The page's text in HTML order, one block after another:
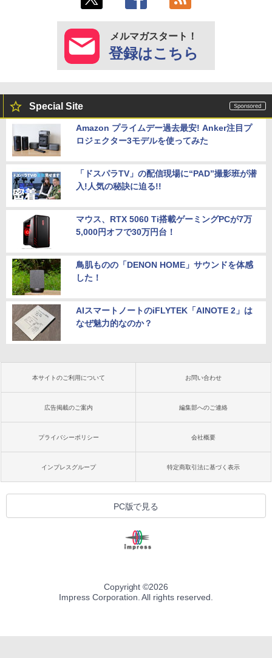
メルマガスタート！
登録はこちら
Special Site
Amazon プライムデー過去最安! Anker注目プ
ロジェクター3モデルを使ってみた
「ドスパラTV」の配信現場に“PAD”撮影班が潜
入!人気の秘訣に迫る!!
マウス、RTX 5060 Ti搭載ゲーミングPCが7万
5,000円オフで30万円台！
鳥肌ものの「DENON HOME」サウンドを体感
した！
AIスマートノートのiFLYTEK「AINOTE 2」は
なぜ魅力的なのか？
本サイトのご利用について お問い合わせ
広告掲載のご案内 編集部へのご連絡
プライバシーポリシー 会社概要
インプレスグループ 特定商取引法に基づく表示
PC版で見る
Copyright ©2026
Impress Corporation. All rights reserved.